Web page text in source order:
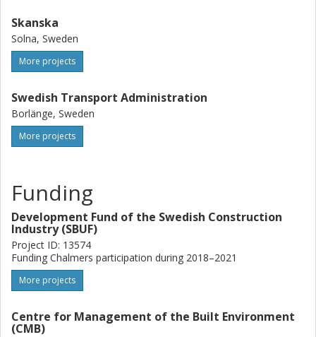
Skanska
Solna, Sweden
More projects
Swedish Transport Administration
Borlänge, Sweden
More projects
Funding
Development Fund of the Swedish Construction
Industry (SBUF)
Project ID: 13574
Funding Chalmers participation during 2018–2021
More projects
Centre for Management of the Built Environment
(CMB)